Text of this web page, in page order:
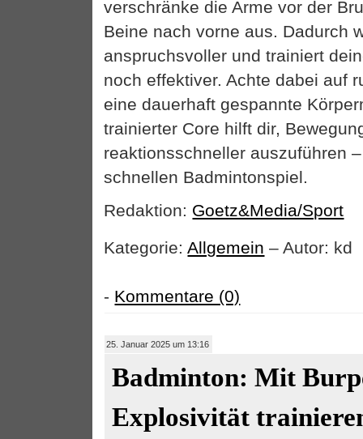
verschränke die Arme vor der
Beine nach vorne aus. Dadurch
anspruchsvoller und trainiert
noch effektiver. Achte dabei auf
eine dauerhaft gespannte
trainierter Core hilft dir,
reaktionsschneller auszuführen
schnellen Badmintonspiel.
Redaktion: Goetz&Media/Sport
Kategorie:Allgemein – Autor: kd
- Kommentare (0)
25. Januar 2025 um 13:16
Badminton: Mit
Explosivität